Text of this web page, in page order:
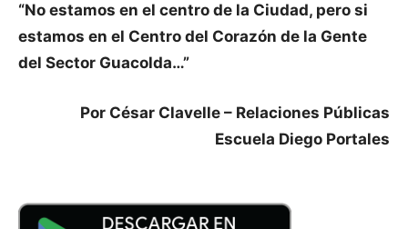
“No estamos en el centro de la Ciudad, pero si
estamos en el Centro del Corazón de la Gente
del Sector Guacolda…”
Por César Clavelle – Relaciones Públicas
Escuela Diego Portales